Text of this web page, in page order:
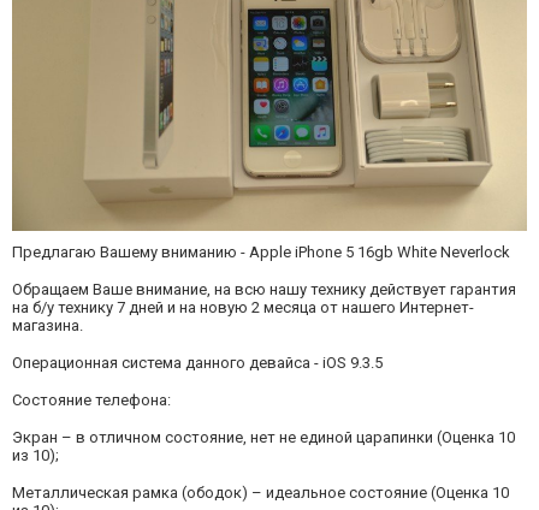
Предлагаю Вашему вниманию - Apple iPhone 5 16gb White Neverlock
Обращаем Ваше внимание, на всю нашу технику действует гарантия
на б/у технику 7 дней и на новую 2 месяца от нашего Интернет-
магазина.
Операционная система данного девайса - iOS 9.3.5
Состояние телефона:
Экран – в отличном состояние, нет не единой царапинки (Оценка 10
из 10);
Металлическая рамка (ободок) – идеальное состояние (Оценка 10